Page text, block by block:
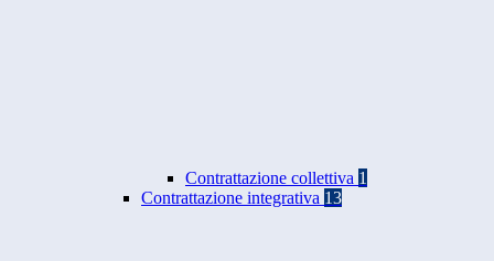
Contrattazione collettiva 1
Contrattazione integrativa 13